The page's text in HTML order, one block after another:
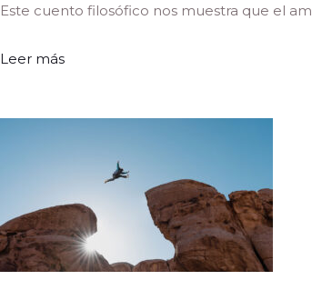
Este cuento filosófico nos muestra que el
Leer más